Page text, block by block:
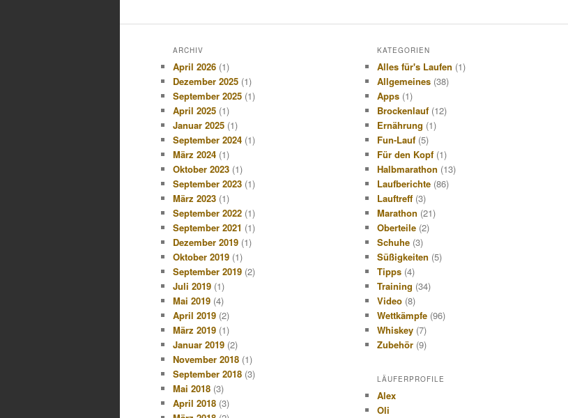
ARCHIV
April 2026 (1)
Dezember 2025 (1)
September 2025 (1)
April 2025 (1)
Januar 2025 (1)
September 2024 (1)
März 2024 (1)
Oktober 2023 (1)
September 2023 (1)
März 2023 (1)
September 2022 (1)
September 2021 (1)
Dezember 2019 (1)
Oktober 2019 (1)
September 2019 (2)
Juli 2019 (1)
Mai 2019 (4)
April 2019 (2)
März 2019 (1)
Januar 2019 (2)
November 2018 (1)
September 2018 (3)
Mai 2018 (3)
April 2018 (3)
KATEGORIEN
Alles für's Laufen (1)
Allgemeines(38)
Apps(1)
Brockenlauf(12)
Ernährung (1)
Fun-Lauf(5)
Für den Kopf(1)
Halbmarathon (13)
Laufberichte(86)
Lauftreff(3)
Marathon (21)
Oberteile(2)
Schuhe(3)
Süßigkeiten (5)
Tipps(4)
Training (34)
Video(8)
Wettkämpfe(96)
Whiskey(7)
Zubehör(9)
LÄUFERPROFILE
Alex
Oli